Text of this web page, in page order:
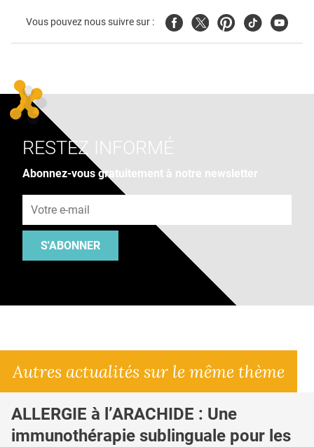
Vous pouvez nous suivre sur : FacebookTwitterPinterest
TiktokYoutube
RESTEZ INFORMÉ
Abonnez-vous gratuitement à notre newsletter
S'ABONNER
Autres actualités sur le même thème
ALLERGIE à l’ARACHIDE : Une
immunothérapie sublinguale pour les